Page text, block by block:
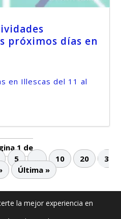
próximos días en
en Illescas del 11 al
1 de
5 ... 10 20
3
Última »
la mejor experiencia en